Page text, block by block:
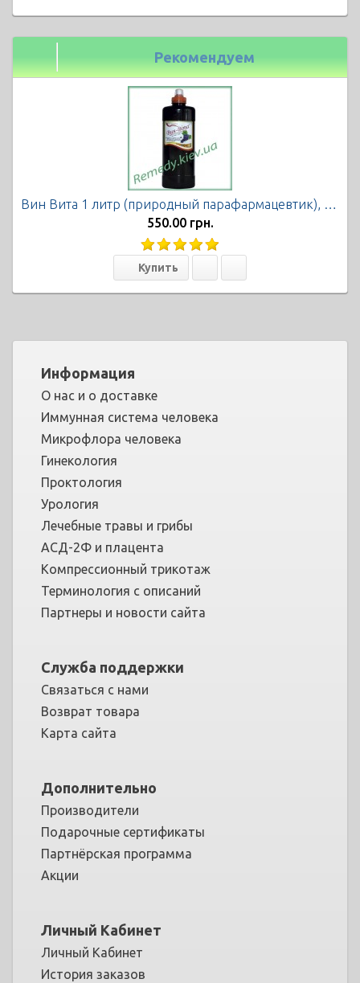
Рекомендуем
Вин Вита 1 литр (природный парафармацевтик), Экофарм
550.00 грн.
Информация
О нас и о доставке
Иммунная система человека
Микрофлора человека
Гинекология
Проктология
Урология
Лечебные травы и грибы
АСД-2Ф и плацента
Компрессионный трикотаж
Терминология с описаний
Партнеры и новости сайта
Служба поддержки
Связаться с нами
Возврат товара
Карта сайта
Дополнительно
Производители
Подарочные сертификаты
Партнёрская программа
Акции
Личный Кабинет
Личный Кабинет
История заказов